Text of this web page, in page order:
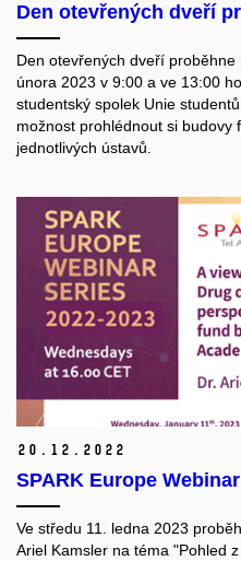
Den otevřených dveří
Den otevřených dveří
února 2023 v 9:00 a ve 13:00
studentský spolek Unie
možnost prohlédnout si budovy
jednotlivých ústavů.
20. 12. 2022
SPARK Europe
Ve středu 11. ledna 2023
Ariel Kamsler na téma "Pohled